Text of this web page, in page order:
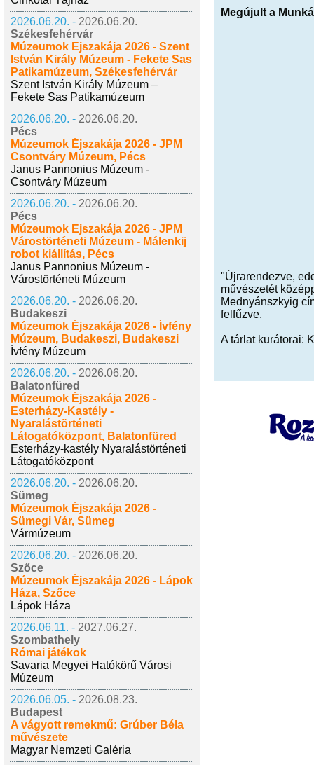
2026.06.20. - 2026.06.20.
Székesfehérvár
Múzeumok Éjszakája 2026 - Szent
István Király Múzeum - Fekete Sas
Patikamúzeum, Székesfehérvár
Szent István Király Múzeum –
Fekete Sas Patikamúzeum
2026.06.20. - 2026.06.20.
Pécs
Múzeumok Éjszakája 2026 - JPM
Csontváry Múzeum, Pécs
Janus Pannonius Múzeum -
Csontváry Múzeum
2026.06.20. - 2026.06.20.
Pécs
Múzeumok Éjszakája 2026 - JPM
Várostörténeti Múzeum - Málenkij
robot kiállítás, Pécs
Janus Pannonius Múzeum -
Várostörténeti Múzeum
2026.06.20. - 2026.06.20.
Budakeszi
Múzeumok Éjszakája 2026 - Ívfény
Múzeum, Budakeszi, Budakeszi
Ívfény Múzeum
2026.06.20. - 2026.06.20.
Balatonfüred
Múzeumok Éjszakája 2026 -
Esterházy-Kastély -
Nyaralástörténeti
Látogatóközpont, Balatonfüred
Esterházy-kastély Nyaralástörténeti
Látogatóközpont
2026.06.20. - 2026.06.20.
Sümeg
Múzeumok Éjszakája 2026 -
Sümegi Vár, Sümeg
Vármúzeum
2026.06.20. - 2026.06.20.
Szőce
Múzeumok Éjszakája 2026 - Lápok
Háza, Szőce
Lápok Háza
2026.06.11. - 2027.06.27.
Szombathely
Római játékok
Savaria Megyei Hatókörű Városi
Múzeum
2026.06.05. - 2026.08.23.
Budapest
A vágyott remekmű: Grúber Béla
művészete
Magyar Nemzeti Galéria
Megújult a
"Újrarendezve,
művészetét
Mednyánszkyig
felfűzve.
A tárlat kurátorai: